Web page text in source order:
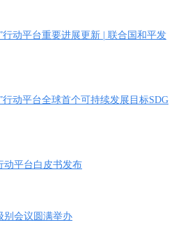
动平台重要进展更新 | 联合国和平发
动平台全球首个可持续发展目标SDG
动平台白皮书发布
别会议圆满举办